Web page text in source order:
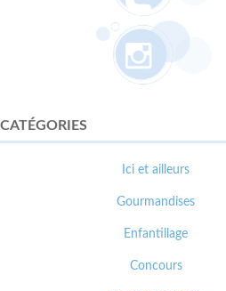
CATÉGORIES
Ici et ailleurs
Gourmandises
Enfantillage
Concours